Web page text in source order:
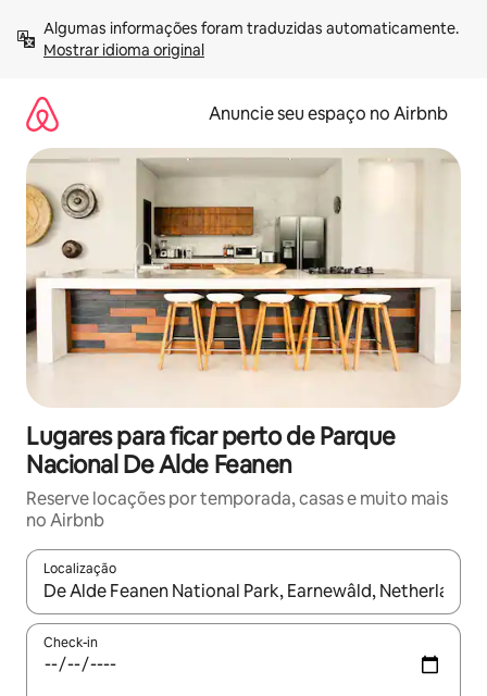
para
Mostrar idioma original
Anuncie seu espaço no Airbnb
Lugares para ficar perto de Parque
Nacional De Alde Feanen
Reserve locações por temporada, casas e muito mais
no Airbnb
Localização
Quando os resultados estiverem disponíveis, explore-os
Check-in